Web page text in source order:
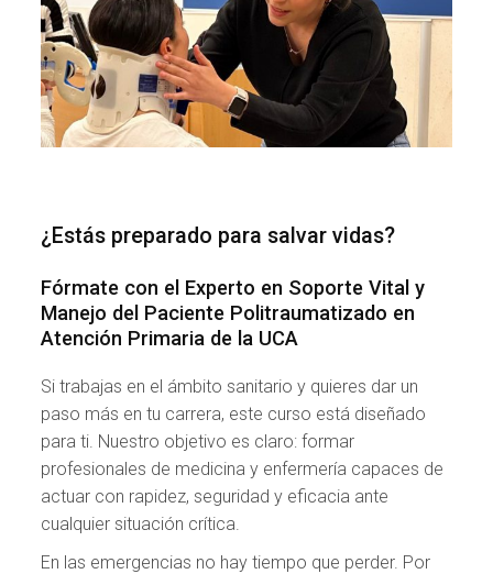
¿Estás preparado para salvar vidas?
Fórmate con el Experto en Soporte Vital y
Manejo del Paciente Politraumatizado en
Atención Primaria de la UCA
Si trabajas en el ámbito sanitario y quieres dar un
paso más en tu carrera, este curso está diseñado
para ti. Nuestro objetivo es claro: formar
profesionales de medicina y enfermería capaces de
actuar con rapidez, seguridad y eficacia ante
cualquier situación crítica.
En las emergencias no hay tiempo que perder. Por